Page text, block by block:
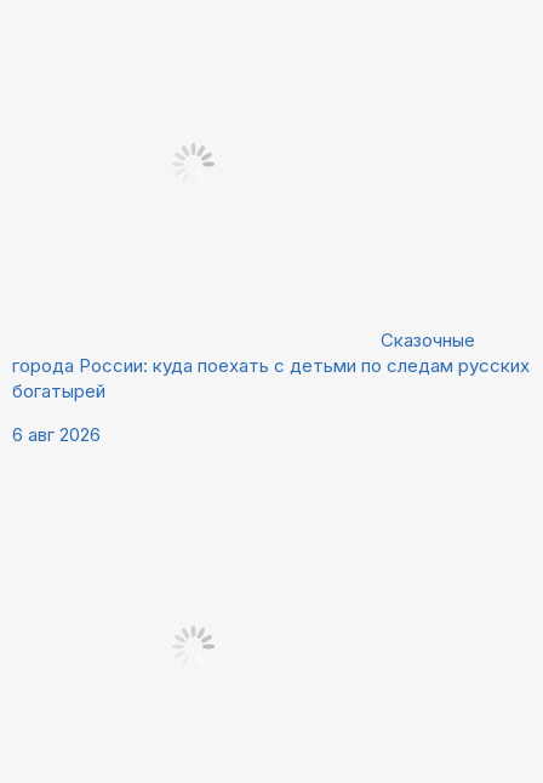
Сказочные
города России: куда поехать с детьми по следам русских
богатырей
6 авг 2026